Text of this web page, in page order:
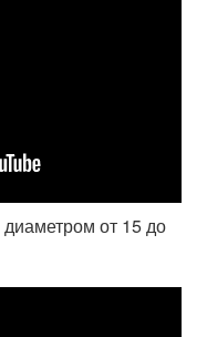
от 15 до